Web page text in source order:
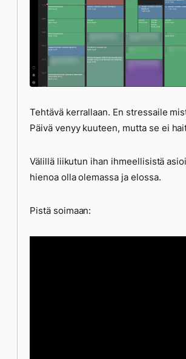
Tehtävä kerrallaan. En stressaile
Päivä venyy kuuteen, mutta se ei
Välillä liikutun ihan ihmeellisistä
hienoa olla olemassa ja elossa.
Pistä soimaan: